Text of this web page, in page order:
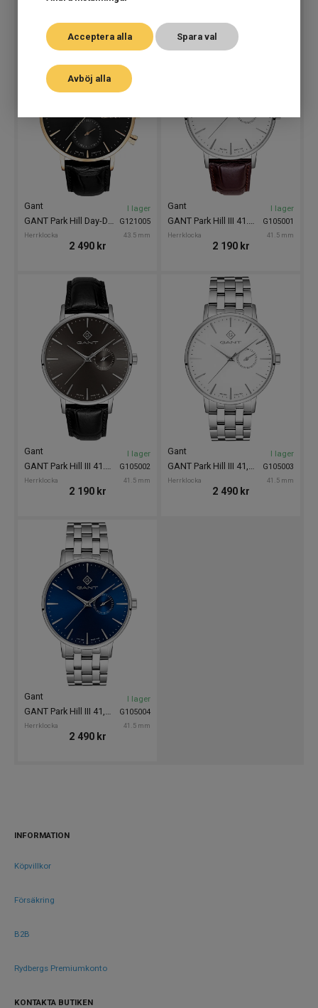
Acceptera alla Spara val
Avböj alla
G121005
Gant
Herrklocka 43.5 mm
GANT Park Hill Day-Date II 43.5mm
I lager
2 490 kr
G105001
Gant
Herrklocka 41.5 mm
GANT Park Hill III 41.5mm
I lager
2 190 kr
G105002
Gant
Herrklocka 41.5 mm
GANT Park Hill III 41.5mm
I lager
2 190 kr
G105003
Gant
Herrklocka 41.5 mm
GANT Park Hill III 41,5mm
I lager
2 490 kr
G105004
Gant
Herrklocka 41.5 mm
GANT Park Hill III 41,5mm
I lager
2 490 kr
INFORMATION
Köpvillkor
Försäkring
B2B
Rydbergs Premiumkonto
KONTAKTA BUTIKEN